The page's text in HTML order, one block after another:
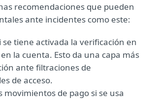
recomendaciones que pueden
ante incidentes como este:
se tiene activada la verificación en
la cuenta. Esto da una capa más
ante filtraciones de
de acceso.
movimientos de pago si se usa